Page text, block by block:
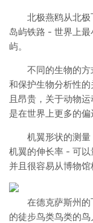
北极燕鸥从北
岛屿铁路 - 世界上
屿。
不同的生物的
和保护生物分析性
且昂贵，关于动物
是在世界上更多的偏
机翼形状的测
机翼的伸长率 - 可以
并且很容易从博物馆
在德克萨斯州
的徒步鸟类鸟类的鸟